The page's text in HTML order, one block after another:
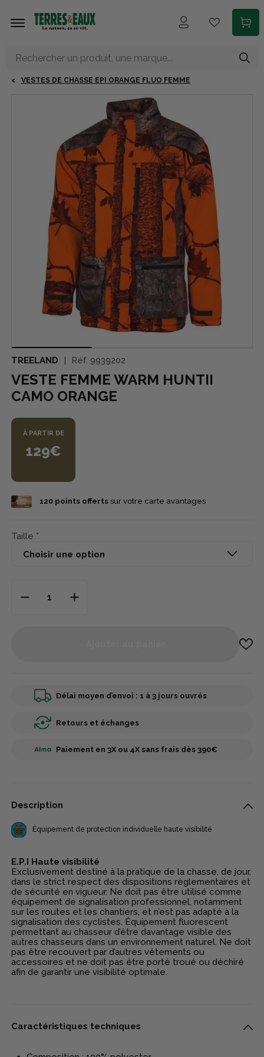
VESTES DE CHASSE EPI ORANGE FLUO FEMME
TREELAND Réf. 9939202
VESTE FEMME WARM HUNTII
CAMO ORANGE
À PARTIR DE
129€
120points offertssur votre carte avantages
Taille
Délai moyen d’envoi : 1 à 3 jours ouvrés
Retours et échanges
Paiement en 3X ou 4X sans frais dès 390€
Description
Équipement de protection individuelle haute visibilité
E.P.I Haute visibilité
Exclusivement destiné à la pratique de la chasse, de jour,
dans le strict respect des dispositions règlementaires et
de sécurité en vigueur. Ne doit pas être utilisé comme
équipement de signalisation professionnel, notamment
sur les routes et les chantiers, et n’est pas adapté à la
signalisation des cyclistes. Équipement fluorescent
permettant au chasseur d’être davantage visible des
autres chasseurs dans un environnement naturel. Ne doit
pas être recouvert par d’autres vêtements ou
accessoires et ne doit pas être porté troué ou déchiré
afin de garantir une visibilité optimale.
Caractéristiques techniques